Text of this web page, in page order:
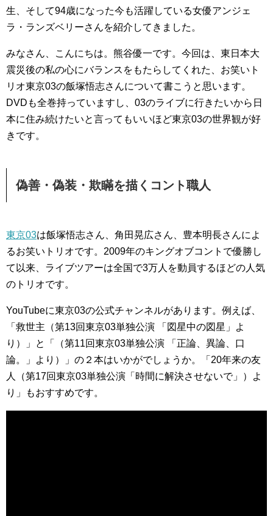
生、そして94歳になった今も活躍している女優アンジェ
ラ・ランズベリーさんを紹介してきました。
みなさん、こんにちは。熊谷優一です。今回は、東日本大
震災後の私の心にバランスをもたらしてくれた、お笑いト
リオ東京03の飯塚悟志さんについて書こうと思います。
DVDも全巻持っていますし、03のライブに行きたいから日
本に住み続けたいと言ってもいいほど東京03の世界観が好
きです。
偽善・偽装・欺瞞を描くコント職人
東京03は飯塚悟志さん、角田晃広さん、豊本明長さんによ
るお笑いトリオです。2009年のキングオブコントで優勝し
て以来、ライブツアーは全国で3万人を動員するほどの人気
のトリオです。
YouTubeに東京03の公式チャンネルがあります。例えば、
「救世主（第13回東京03単独公演 「図星中の図星」よ
り）」と「（第11回東京03単独公演 「正論、異論、口
論。」より）」の２本はいかがでしょうか。「20年来の友
人（第17回東京03単独公演「時間に解決させないで」）よ
り」もおすすめです。